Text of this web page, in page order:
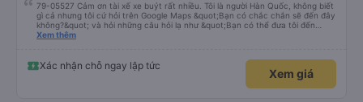
79-05527 Cảm ơn tài xế xe buýt rất nhiều. Tôi là người Hàn Quốc, không biết
gì cả nhưng tôi cứ hỏi trên Google Maps &quot;Bạn có chắc chắn sẽ đến đây
không?&quot; và hỏi những câu hỏi lạ như &quot;Bạn có thể đưa tôi đến
khách sạn của chúng tôi không?&quot; Nhưng tài xế đã quan tâm. của mọi
limousine vào buổi sáng. ngu ngốc đến mức tôi nghĩ tài xế đã giúp tôi. Nếu
tài xế không ở đó, tôi vẫn đang suy nghĩ về câu chuyện đó vì nó chắc hẳn
rất nguy hiểm.. Cảm ơn rất nhiều.. Cảm ơn xe buýt 79-05527 rất nhiều tài
Xem thêm
Xác nhận chỗ ngay lập tức
Xem giá